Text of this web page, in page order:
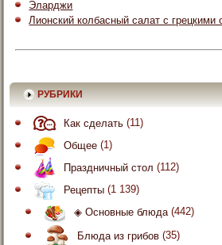
Эларджи
Лионский колбасный салат с грецкими
РУБРИКИ
Как сделать (11)
Общее (1)
Праздничный стол (112)
Рецепты (1 139)
◈ Основные блюда (442)
Блюда из грибов (35)